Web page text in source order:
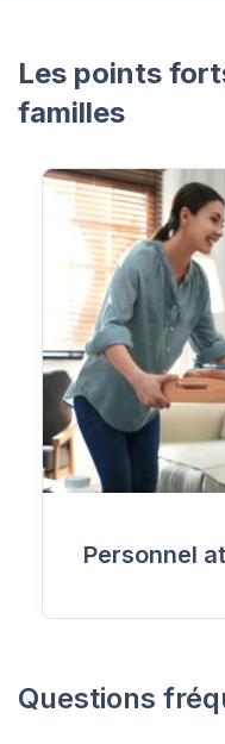
Les points
familles
Personnel
Questions